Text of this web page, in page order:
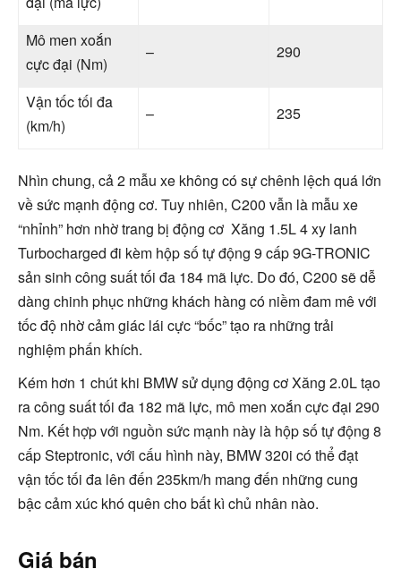
Mô men xoắn
cực đại (Nm)
– 290
Vận tốc tối đa
(km/h)
– 235
Nhìn chung, cả 2 mẫu xe không có sự chênh lệch quá lớn
về sức mạnh động cơ. Tuy nhiên, C200 vẫn là mẫu xe
“nhỉnh” hơn nhờ trang bị động cơ Xăng 1.5L 4 xy lanh
Turbocharged đi kèm hộp số tự động 9 cấp 9G-TRONIC
sản sinh công suất tối đa 184 mã lực. Do đó, C200 sẽ dễ
dàng chinh phục những khách hàng có niềm đam mê với
tốc độ nhờ cảm giác lái cực “bốc” tạo ra những trải
nghiệm phấn khích.
Kém hơn 1 chút khi BMW sử dụng động cơ Xăng 2.0L tạo
ra công suất tối đa 182 mã lực, mô men xoắn cực đại 290
Nm. Kết hợp với nguồn sức mạnh này là hộp số tự động 8
cấp Steptronic, với cấu hình này, BMW 320i có thể đạt
vận tốc tối đa lên đến 235km/h mang đến những cung
bậc cảm xúc khó quên cho bất kì chủ nhân nào.
Giá bán